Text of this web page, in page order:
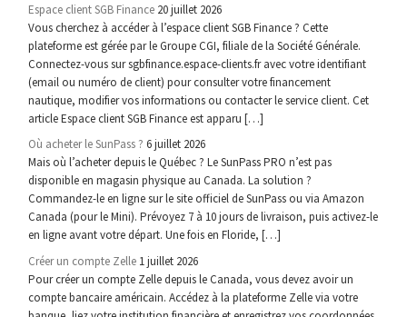
Espace client SGB Finance 20 juillet 2026
Vous cherchez à accéder à l’espace client SGB Finance ? Cette
plateforme est gérée par le Groupe CGI, filiale de la Société Générale.
Connectez-vous sur sgbfinance.espace-clients.fr avec votre identifiant
(email ou numéro de client) pour consulter votre financement
nautique, modifier vos informations ou contacter le service client. Cet
article Espace client SGB Finance est apparu […]
Où acheter le SunPass ? 6 juillet 2026
Mais où l’acheter depuis le Québec ? Le SunPass PRO n’est pas
disponible en magasin physique au Canada. La solution ?
Commandez-le en ligne sur le site officiel de SunPass ou via Amazon
Canada (pour le Mini). Prévoyez 7 à 10 jours de livraison, puis activez-le
en ligne avant votre départ. Une fois en Floride, […]
Créer un compte Zelle 1 juillet 2026
Pour créer un compte Zelle depuis le Canada, vous devez avoir un
compte bancaire américain. Accédez à la plateforme Zelle via votre